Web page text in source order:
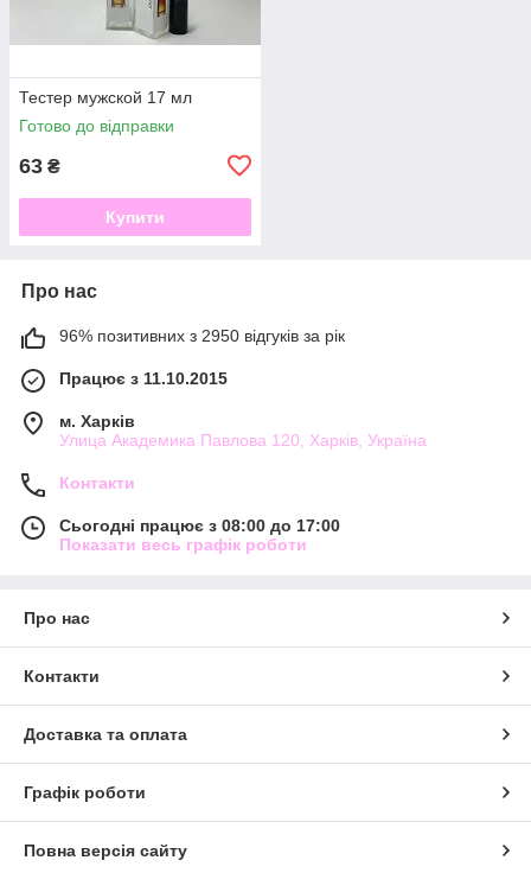
Тестер мужской 17 мл
Готово до відправки
63 ₴
Купити
Про нас
96% позитивних з 2950 відгуків за рік
Працює з 11.10.2015
м. Харків
Улица Академика Павлова 120, Харків, Україна
Контакти
Сьогодні працює з 08:00 до 17:00
Показати весь графік роботи
Про нас
Контакти
Доставка та оплата
Графік роботи
Повна версія сайту